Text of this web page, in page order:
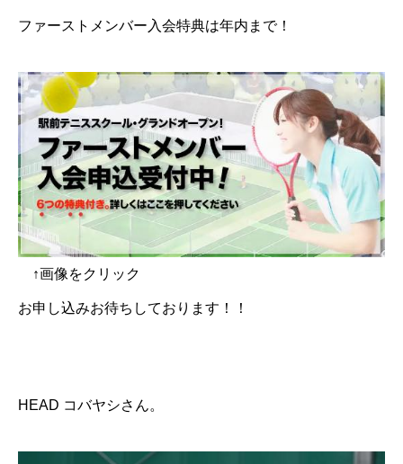
ファーストメンバー入会特典は年内まで！
↑画像をクリック
お申し込みお待ちしております！！
HEAD コバヤシさん。